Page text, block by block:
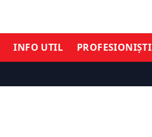
INFO UTIL PROFESIONIȘTI